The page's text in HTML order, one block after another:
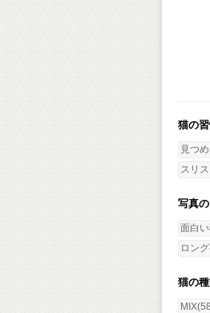
猫の
見つ
スリ
写真
面白
ロン
猫の